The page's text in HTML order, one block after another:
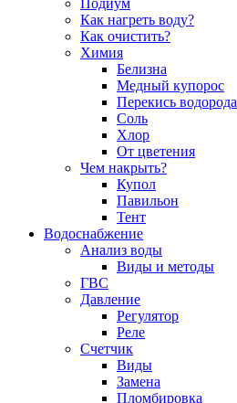
Подиум
Как нагреть воду?
Как очистить?
Химия
Белизна
Медный купорос
Перекись водорода
Соль
Хлор
От цветения
Чем накрыть?
Купол
Павильон
Тент
Водоснабжение
Анализ воды
Виды и методы
ГВС
Давление
Регулятор
Реле
Счетчик
Виды
Замена
Пломбировка